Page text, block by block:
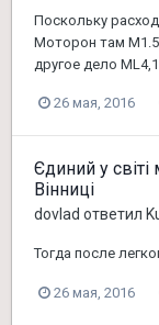
Поскольку
Моторон там
другое дело
26 мая, 2016
Єдиний у
Вінниці
dovlad ответил
Тогда после
26 мая, 2016